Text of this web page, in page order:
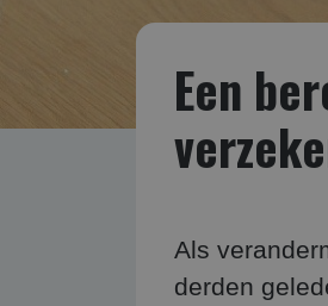
Een
Als
derden